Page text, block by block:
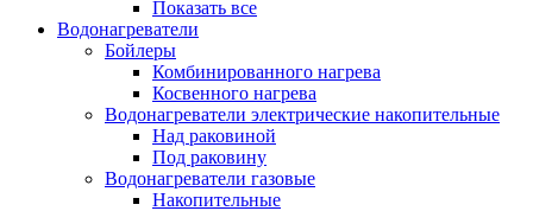
Показать все
Водонагреватели
Бойлеры
Комбинированного нагрева
Косвенного нагрева
Водонагреватели электрические накопительные
Над раковиной
Под раковину
Водонагреватели газовые
Накопительные